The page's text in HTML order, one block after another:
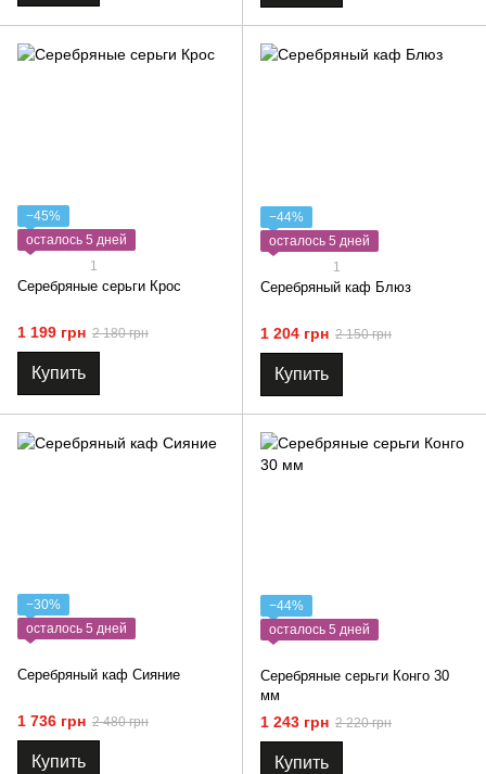
−45%
осталось 5 дней
1
Серебряные серьги Крос
1 199 грн 2 180 грн
Купить
−44%
осталось 5 дней
1
Серебряный каф Блюз
1 204 грн 2 150 грн
Купить
−30%
осталось 5 дней
Серебряный каф Сияние
1 736 грн 2 480 грн
Купить
−44%
осталось 5 дней
Серебряные серьги Конго 30
мм
1 243 грн 2 220 грн
Купить